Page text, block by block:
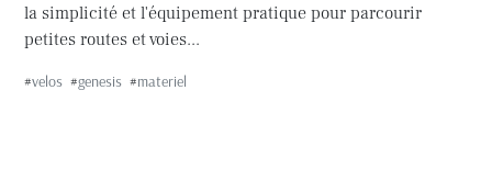
la simplicité et l'équipement pratique pour parcourir
petites routes et voies...
#velos #genesis #materiel